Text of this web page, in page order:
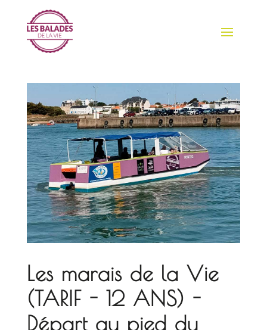
Les marais de la Vie
(TARIF - 12 ANS) -
Départ au pied du